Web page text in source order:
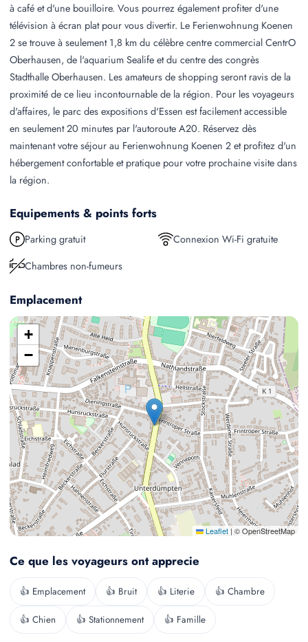
à café et d'une bouilloire. Vous pourrez également profiter d'une
télévision à écran plat pour vous divertir. Le Ferienwohnung Koenen
2 se trouve à seulement 1,8 km du célèbre centre commercial CentrO
Oberhausen, de l'aquarium Sealife et du centre des congrès
Stadthalle Oberhausen. Les amateurs de shopping seront ravis de la
proximité de ce lieu incontournable de la région. Pour les voyageurs
d'affaires, le parc des expositions d'Essen est facilement accessible
en seulement 20 minutes par l'autoroute A20. Réservez dès
maintenant votre séjour au Ferienwohnung Koenen 2 et profitez d'un
hébergement confortable et pratique pour votre prochaine visite dans
la région.
Equipements & points forts
Parking gratuit
Connexion Wi-Fi gratuite
Chambres non-fumeurs
Emplacement
+
−
Leaflet | © OpenStreetMap
Ce que les voyageurs ont apprecie
👍 Emplacement 👍 Bruit 👍 Literie 👍 Chambre
👍 Chien 👍 Stationnement 👍 Famille